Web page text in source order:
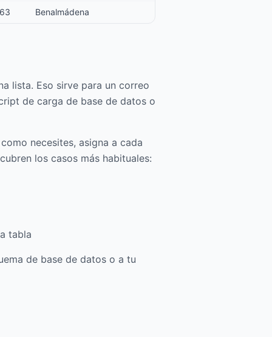
Benalmádena
lista. Eso sirve para un correo
de carga de base de datos o
necesites, asigna a cada
los casos más habituales:
tabla
de base de datos o a tu